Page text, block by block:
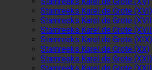
Stamreeks Karel de Grote (XVI)
Stamreeks Karel de Grote
Stamreeks Karel de Grote
Stamreeks Karel de Grote (XIX)
Stamreeks Karel de Grote (XX)
Stamreeks Karel de Grote (XXI)